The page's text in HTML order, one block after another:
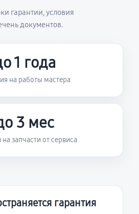
гарантии, условия
документов.
1 года
на работы мастера
3 мес
на запчасти от сервиса
гарантия